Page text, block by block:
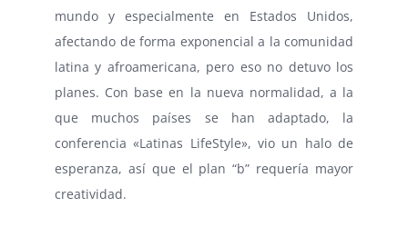
mundo y especialmente en Estados Unidos,
afectando de forma exponencial a la comunidad
latina y afroamericana, pero eso no detuvo los
planes. Con base en la nueva normalidad, a la
que muchos países se han adaptado, la
conferencia «Latinas LifeStyle», vio un halo de
esperanza, así que el plan “b” requería mayor
creatividad.